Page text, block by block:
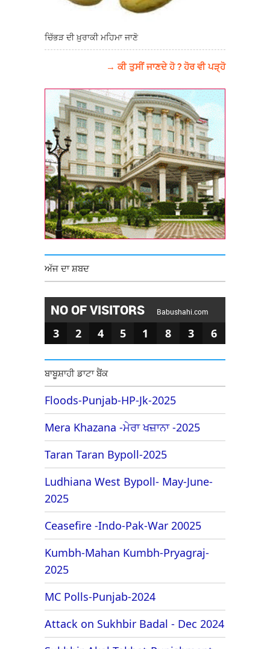
ਚਿੱਭੜ ਦੀ ਖ਼ੁਰਾਕੀ ਮਹਿਮਾ ਜਾਣੋ
→ ਕੀ ਤੁਸੀਂ ਜਾਣਦੇ ਹੋ ? ਹੋਰ ਵੀ ਪੜ੍ਹੋ
ਅੱਜ ਦਾ ਸ਼ਬਦ
NO OF VISITORS Babushahi.com
3 2 4 5 1 8 3 6
ਬਾਬੂਸ਼ਾਹੀ ਡਾਟਾ ਬੈਂਕ
Floods-Punjab-HP-Jk-2025
Mera Khazana -ਮੇਰਾ ਖਜ਼ਾਨਾ -2025
Taran Taran Bypoll-2025
Ludhiana West Bypoll- May-June-
2025
Ceasefire -Indo-Pak-War 20025
Kumbh-Mahan Kumbh-Pryagraj-
2025
MC Polls-Punjab-2024
Attack on Sukhbir Badal - Dec 2024